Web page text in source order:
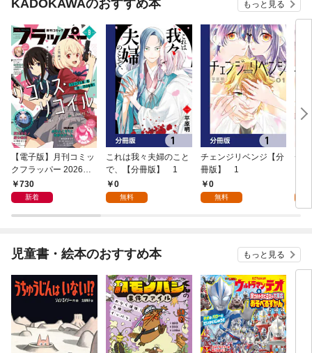
KADOKAWAのおすすめ本 もっと見る
【電子版】月刊コミッ
クフラッパー 2026年9
月号730
新着
これは我々夫婦のこと
で、【分冊版】 1
0
無料
チェンジリベンジ【分
冊版】 1
0
無料
チ
児童書・絵本のおすすめ本 もっと見る